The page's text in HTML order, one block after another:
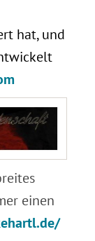
hat, und
einen